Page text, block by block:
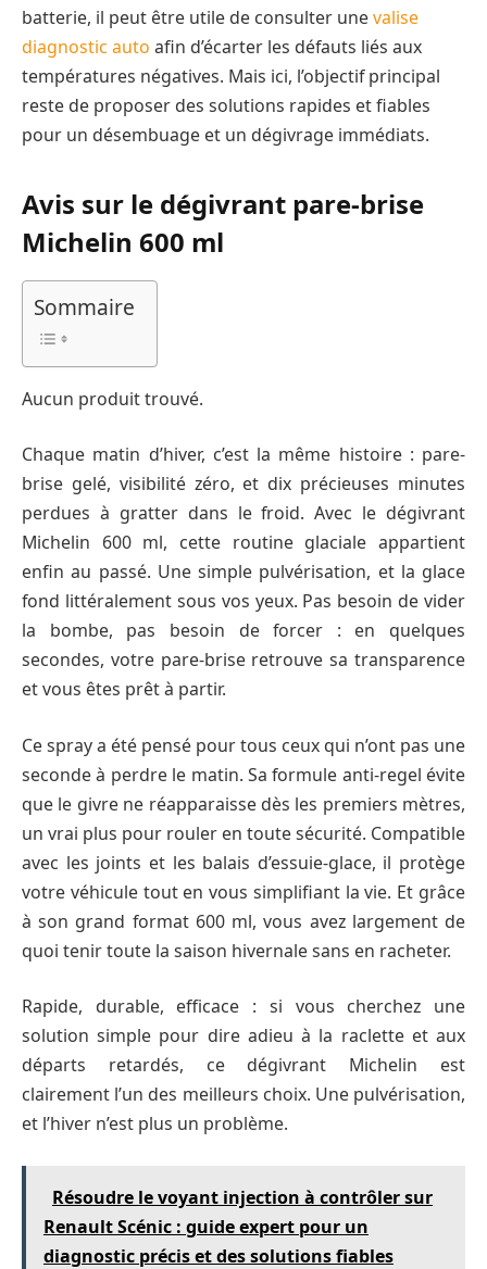
batterie, il peut être utile de consulter unevalise
diagnostic auto afin d’écarter les défauts liés aux
températures négatives. Mais ici, l’objectif principal
reste de proposer des solutions rapides et fiables
pour un désembuage et un dégivrage immédiats.
Avis sur le dégivrant pare-brise
Michelin 600 ml
Sommaire
Aucun produit trouvé.
Chaque matin d’hiver, c’est la même histoire : pare-
brise gelé, visibilité zéro, et dix précieuses minutes
perdues à gratter dans le froid. Avec le dégivrant
Michelin 600 ml, cette routine glaciale appartient
enfin au passé. Une simple pulvérisation, et la glace
fond littéralement sous vos yeux. Pas besoin de vider
la bombe, pas besoin de forcer : en quelques
secondes, votre pare-brise retrouve sa transparence
et vous êtes prêt à partir.
Ce spray a été pensé pour tous ceux qui n’ont pas une
seconde à perdre le matin. Sa formule anti-regel évite
que le givre ne réapparaisse dès les premiers mètres,
un vrai plus pour rouler en toute sécurité. Compatible
avec les joints et les balais d’essuie-glace, il protège
votre véhicule tout en vous simplifiant la vie. Et grâce
à son grand format 600 ml, vous avez largement de
quoi tenir toute la saison hivernale sans en racheter.
Rapide, durable, efficace : si vous cherchez une
solution simple pour dire adieu à la raclette et aux
départs retardés, ce dégivrant Michelin est
clairement l’un des meilleurs choix. Une pulvérisation,
et l’hiver n’est plus un problème.
Résoudre le voyant injection à contrôler sur
Renault Scénic : guide expert pour un
diagnostic précis et des solutions fiables